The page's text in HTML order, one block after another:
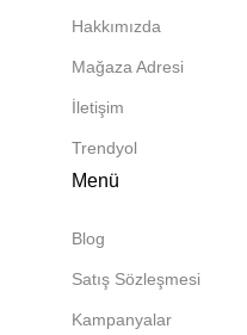
Hakkımızda
Mağaza Adresi
İletişim
Trendyol
Menü
Blog
Satış Sözleşmesi
Kampanyalar